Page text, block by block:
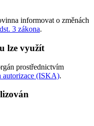
informovat o změnách
3 zákona.
lze využít
prostřednictvím
autorizace (ISKA).